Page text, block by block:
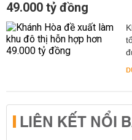
49.000 tỷ đồng
LIÊN KẾT NỔI